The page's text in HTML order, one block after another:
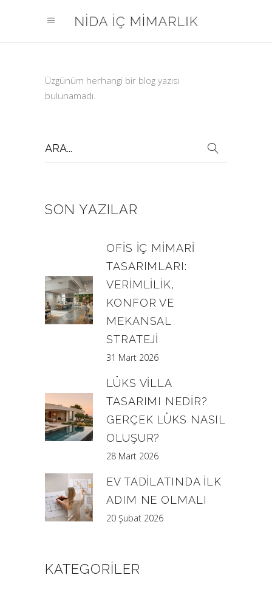
Üzgünüm herhangi bir blog yazısı
bulunamadı.
for:
SON YAZILAR
OFIS İÇ MIMARI
TASARIMLARI:
VERIMLILIK,
KONFOR VE
MEKANSAL
STRATEJI
31 Mart 2026
LÜKS VILLA
TASARIMI NEDIR?
GERÇEK LÜKS NASIL
OLUŞUR?
28 Mart 2026
EV TADILATINDA İLK
ADIM NE OLMALI
20 Şubat 2026
KATEGORILER